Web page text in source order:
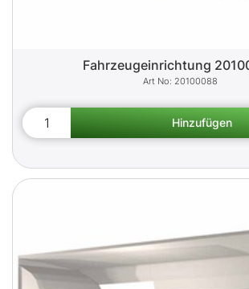
Fahrzeugeinrichtung
20100088